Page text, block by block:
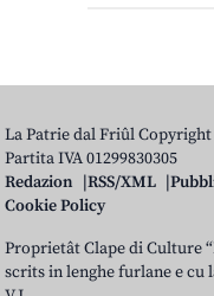
La Patrie dal Friûl
Partita IVA 01299830305
Redazion
RSS/XML
Cookie Policy
Proprietât Clape di Culture
scrits in lenghe furlane e cu